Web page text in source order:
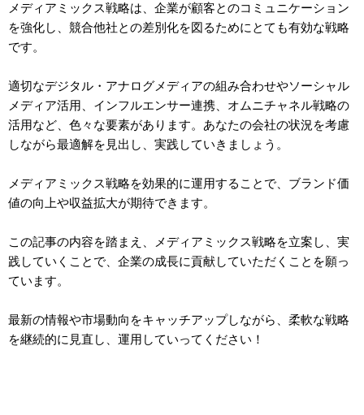
メディアミックス戦略は、企業が顧客とのコミュニケーション
を強化し、競合他社との差別化を図るためにとても有効な戦略
です。
適切なデジタル・アナログメディアの組み合わせやソーシャル
メディア活用、インフルエンサー連携、オムニチャネル戦略の
活用など、色々な要素があります。あなたの会社の状況を考慮
しながら最適解を見出し、実践していきましょう。
メディアミックス戦略を効果的に運用することで、ブランド価
値の向上や収益拡大が期待できます。
この記事の内容を踏まえ、メディアミックス戦略を立案し、実
践していくことで、企業の成長に貢献していただくことを願っ
ています。
最新の情報や市場動向をキャッチアップしながら、柔軟な戦略
を継続的に見直し、運用していってください！